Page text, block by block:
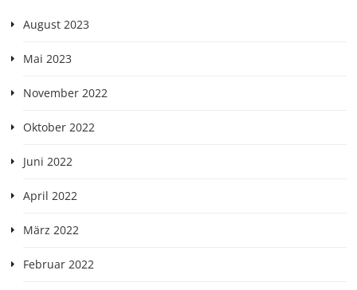
August 2023
Mai 2023
November 2022
Oktober 2022
Juni 2022
April 2022
März 2022
Februar 2022